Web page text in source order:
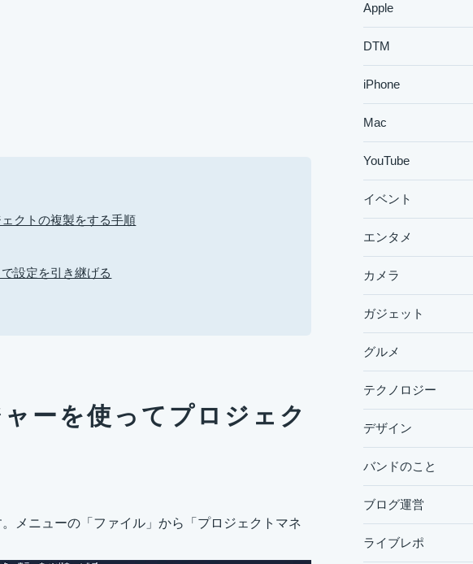
クトの複製をする手順
設定を引き継げる
ーを使ってプロジェク
メニューの「ファイル」から「プロジェクトマネ
Apple
DTM
iPhone
Mac
YouTube
イベント
エンタメ
カメラ
ガジェット
グルメ
テクノロジー
デザイン
バンドのこと
ブログ運営
ライブレポ